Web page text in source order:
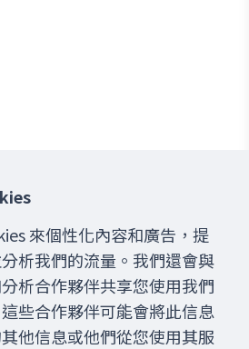
來個性化內容和廣告，提
析我們的流量。我們還會與
析合作夥伴共享您使用我們
些合作夥伴可能會將此信息
他信息或他們從您使用其服